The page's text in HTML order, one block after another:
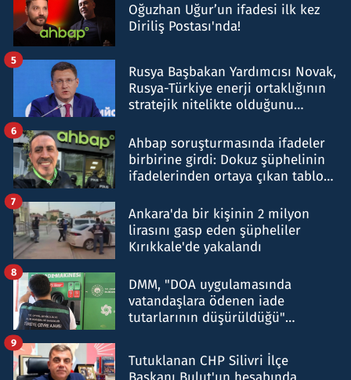
Oğuzhan Uğur’un ifadesi ilk kez
Diriliş Postası'nda!
Rusya Başbakan Yardımcısı Novak,
Rusya-Türkiye enerji ortaklığının
stratejik nitelikte olduğunu
5
Ahbap soruşturmasında ifadeler
birbirine girdi: Dokuz şüphelinin
ifadelerinden ortaya çıkan tablo
6
Ankara'da bir kişinin 2 milyon
lirasını gasp eden şüpheliler
Kırıkkale'de yakalandı
7
DMM, "DOA uygulamasında
vatandaşlara ödenen iade
tutarlarının düşürüldüğü"
8
Tutuklanan CHP Silivri İlçe
9